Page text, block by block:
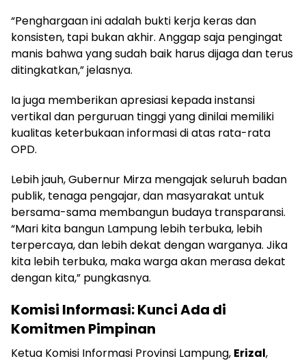
“Penghargaan ini adalah bukti kerja keras dan
konsisten, tapi bukan akhir. Anggap saja pengingat
manis bahwa yang sudah baik harus dijaga dan terus
ditingkatkan,” jelasnya.
Ia juga memberikan apresiasi kepada instansi
vertikal dan perguruan tinggi yang dinilai memiliki
kualitas keterbukaan informasi di atas rata-rata
OPD.
Lebih jauh, Gubernur Mirza mengajak seluruh badan
publik, tenaga pengajar, dan masyarakat untuk
bersama-sama membangun budaya transparansi.
“Mari kita bangun Lampung lebih terbuka, lebih
terpercaya, dan lebih dekat dengan warganya. Jika
kita lebih terbuka, maka warga akan merasa dekat
dengan kita,” pungkasnya.
Komisi Informasi: Kunci Ada di
Komitmen Pimpinan
Ketua Komisi Informasi Provinsi Lampung, Erizal,